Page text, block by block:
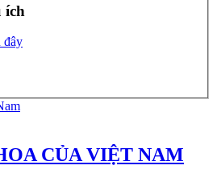
ích
đây
CỦA VIỆT NAM